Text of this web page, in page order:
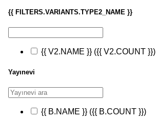
{{ FILTERS.VARIANTS.TYPE2_NAME }}
{{ V2.NAME }} ({{ V2.COUNT }})
Yayınevi
{{ B.NAME }} ({{ B.COUNT }})